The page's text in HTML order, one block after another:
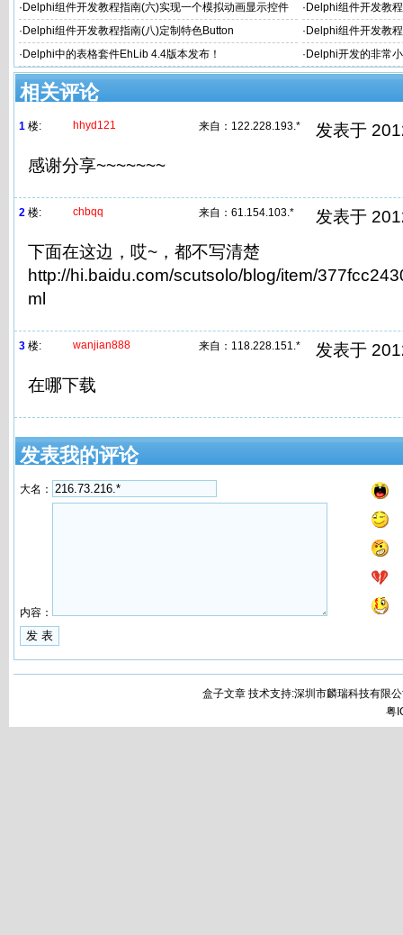
· Delphi组件开发教程指南(六)实现一个模拟动画显示控件 · Delphi组件开发教
· Delphi组件开发教程指南(八)定制特色Button · Delphi组件开发教
· Delphi中的表格套件EhLib 4.4版本发布！ · Delphi开发的非常
相关评论
1 楼: hhyd121 来自： 122.228.193.*
发表于
感谢分享~~~~~~~
2 楼: chbqq 来自： 61.154.103.*
发表于
下面在这边，哎~，都不写清楚
http://hi.baidu.com/scutsolo/blog/item/
ml
3 楼: wanjian888 来自： 118.228.151.*
发表于
在哪下载
发表我的评论
大名：
内容：
盒子文章 技术支持:深圳市麟瑞科技有限
粤